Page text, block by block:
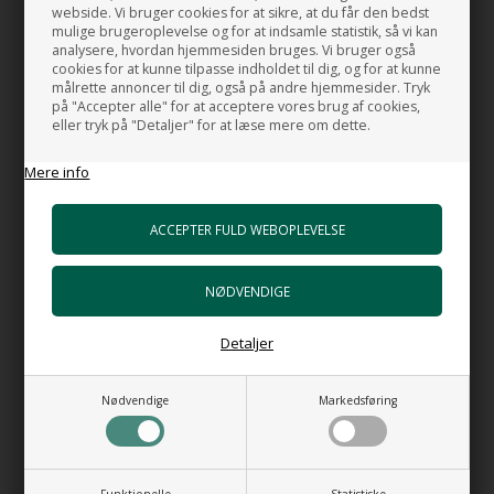
webside. Vi bruger cookies for at sikre, at du får den bedst
mulige brugeroplevelse og for at indsamle statistik, så vi kan
analysere, hvordan hjemmesiden bruges. Vi bruger også
cookies for at kunne tilpasse indholdet til dig, og for at kunne
målrette annoncer til dig, også på andre hjemmesider. Tryk
på "Accepter alle" for at acceptere vores brug af cookies,
eller tryk på "Detaljer" for at læse mere om dette.
Mere info
Nødvendige Markedsføring
Detaljer
Mål:
Diameter: 40 cm
Højde: 12,5 cm.
Drejet Rustfrit stål
Rustfrit stål
På bordplade
MADE IN ITALY by Gessi